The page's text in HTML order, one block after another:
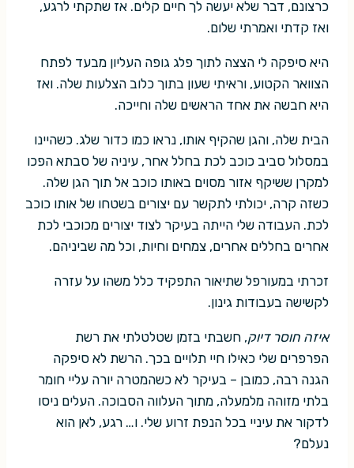
כרצונם, דבר שלא יעשה לך חיים קלים. אז שתקתי לרגע,
ואז קדתי ואמרתי שלום.
היא סיפקה לי הצצה לתוך פלג גופה העליון מבעד לפתח
הצוואר הקטוע, וראיתי שעון בתוך כלוב הצלעות שלה. ואז
היא חבשה את אחד הראשים שלה וחייכה.
הבית שלה, והגן שהקיף אותו, נראו כמו כדור שלג. כשהיינו
במסלול סביב כוכב לכת בחלל אחר, עיניה של סבתא הפכו
למקרן ששיקף אזור מסוים באותו כוכב אל תוך הגן שלה.
כשזה קרה, יכולתי לתקשר עם יצורים בשטחו של אותו כוכב
לכת. העבודה שלי הייתה בעיקר לצוד יצורים מכוכבי לכת
אחרים בחללים אחרים, צמחים וחיות, וכל מה שביניהם.
זכרתי במעורפל שתיאור התפקיד כלל משהו על עזרה
לקשישה בעבודות גינון.
איזה חוסר דיוק, חשבתי בזמן שטלטלתי את רשת
הפרפרים שלי כאילו חיי תלויים בכך. הרשת לא סיפקה
הגנה רבה, כמובן – בעיקר לא כשהמטרה יורה עליי חומר
בלתי מזוהה מלמעלה, מתוך העלווה הסבוכה. העלים ניסו
לדקור את עיניי בכל הנפת זרוע שלי. ו… רגע, לאן הוא
נעלם?